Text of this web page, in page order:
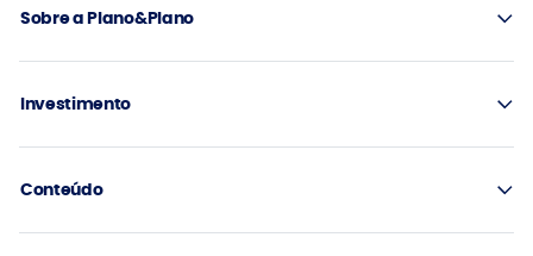
Sobre a Plano&Plano
Investimento
Conteúdo